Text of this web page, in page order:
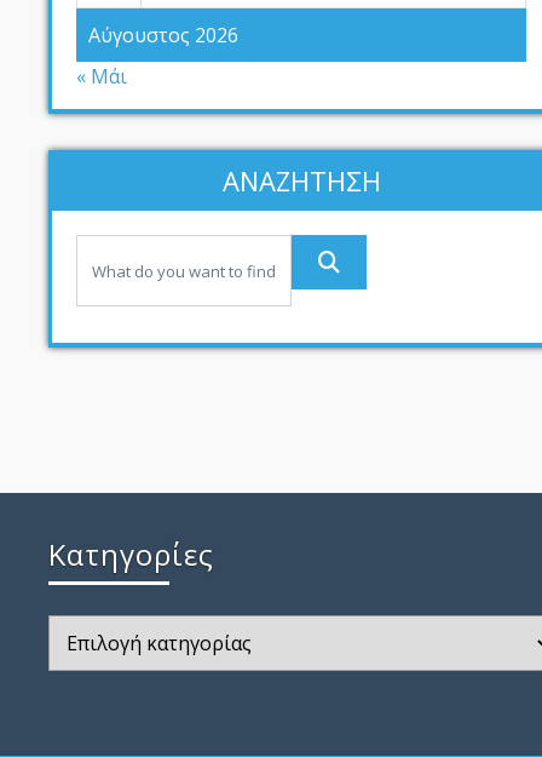
Αύγουστος 2026
« Μάι
ΑΝΑΖΗΤΗΣΗ
Kατηγορίες
Kατηγορίες